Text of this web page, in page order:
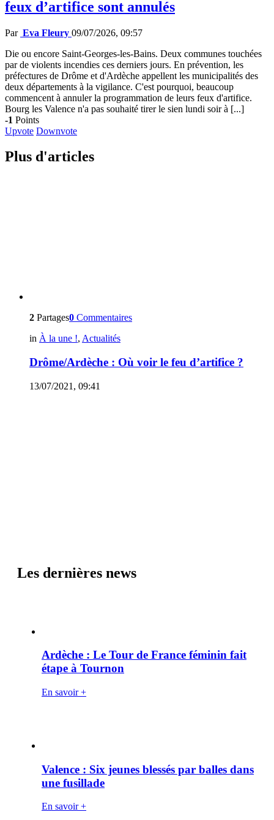
feux d’artifice sont annulés
Par Eva Fleury 09/07/2026, 09:57
Die ou encore Saint-Georges-les-Bains. Deux communes touchées
par de violents incendies ces derniers jours. En prévention, les
préfectures de Drôme et d'Ardèche appellent les municipalités des
deux départements à la vigilance. C'est pourquoi, beaucoup
commencent à annuler la programmation de leurs feux d'artifice.
Bourg les Valence n'a pas souhaité tirer le sien lundi soir à [...]
-1 Points
Upvote Downvote
Plus d'articles
2 Partages0 Commentaires
in À la une !, Actualités
Drôme/Ardèche : Où voir le feu d’artifice ?
13/07/2021, 09:41
Les dernières news
Ardèche : Le Tour de France féminin fait
étape à Tournon
En savoir +
Valence : Six jeunes blessés par balles dans
une fusillade
En savoir +